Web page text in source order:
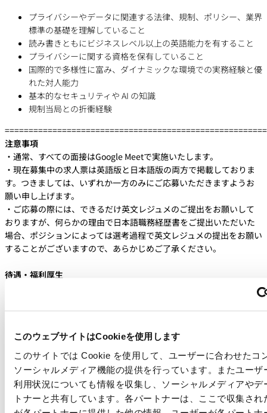
このウェブサイトはCookieを使用します
このサイトでは Cookie を使用して、ユーザーに合わせたコ
ソーシャルメディア機能の提供を行っています。またユーザ
利用状況についても情報を収集し、ソーシャルメディアやデ
トナーと共有しています。各パートナーは、ここで収集さ
プライバシーやデータに関連する法律、規制、ポリシー、業界
標準の基礎を理解していること
読み書きともにビジネスレベル以上の英語能力を有すること
プライバシーに関する資格を保有していること
国際的で多様性に富み、ダイナミックな環境での実務経験と優
れた対人能力
基本的なセキュリティや AI の知識
規制当局との折衝経験
注意事項
・通常、すべての面接はGoogle Meetで実施いたします。
・現在募集中の求人票は英語版と日本語版の両方で掲載しておりま
す。つきましては、いずれか一方のみにご応募いただきますようお
願い申し上げます。
・ご応募の際には、できるだけ英文レジュメのご提出をお願いして
おりますが、何らかの理由で日本語職務経歴書をご提出いただいた
場合、ポジションによっては選考過程で英文レジュメの提出をお願い
することがございますので、あらかじめご了承ください。
待遇・福利厚生
・休日：土日、祝日、その他当社が定めた日
・社会保険：健康保険、厚生年金保険、労災保険、雇用保険、介護
保険
・住宅手当
・退職金制度
・レンタカーサポート